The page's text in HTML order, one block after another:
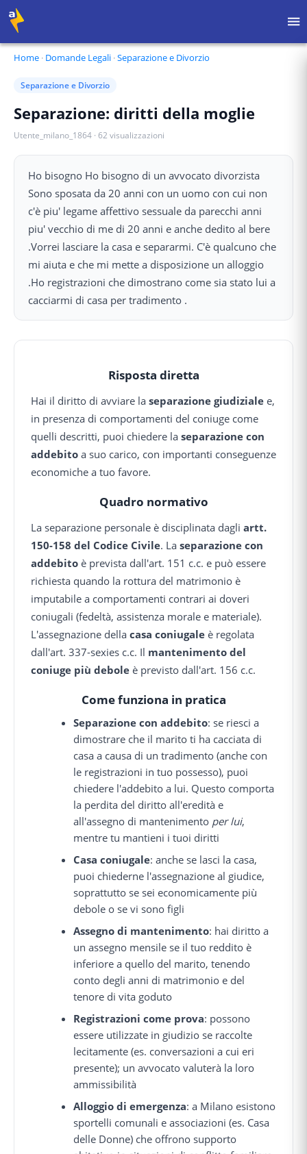
Home · Domande Legali ·Separazione e Divorzio
Separazione e Divorzio
Separazione: diritti della moglie
Utente_milano_1864 · 62 visualizzazioni
Ho bisogno Ho bisogno di un avvocato divorzista
Sono sposata da 20 anni con un uomo con cui non
c'è piu' legame affettivo sessuale da parecchi anni
piu' vecchio di me di 20 anni e anche dedito al bere
.Vorrei lasciare la casa e separarmi. C'è qualcuno che
mi aiuta e che mi mette a disposizione un alloggio
.Ho registrazioni che dimostrano come sia stato lui a
cacciarmi di casa per tradimento .
Risposta diretta
Hai il diritto di avviare la separazione giudiziale e,
in presenza di comportamenti del coniuge come
quelli descritti, puoi chiedere la separazione con
addebito a suo carico, con importanti conseguenze
economiche a tuo favore.
Quadro normativo
La separazione personale è disciplinata dagli artt.
150-158 del Codice Civile. La separazione con
addebito è prevista dall'art. 151 c.c. e può essere
richiesta quando la rottura del matrimonio è
imputabile a comportamenti contrari ai doveri
coniugali (fedeltà, assistenza morale e materiale).
L'assegnazione della casa coniugale è regolata
dall'art. 337-sexies c.c. Il mantenimento del
coniuge più debole è previsto dall'art. 156 c.c.
Come funziona in pratica
Separazione con addebito: se riesci a
dimostrare che il marito ti ha cacciata di
casa a causa di un tradimento (anche con
le registrazioni in tuo possesso), puoi
chiedere l'addebito a lui. Questo comporta
la perdita del diritto all'eredità e
all'assegno di mantenimento per lui,
mentre tu mantieni i tuoi diritti
Casa coniugale: anche se lasci la casa,
puoi chiederne l'assegnazione al giudice,
soprattutto se sei economicamente più
debole o se vi sono figli
Assegno di mantenimento: hai diritto a
un assegno mensile se il tuo reddito è
inferiore a quello del marito, tenendo
conto degli anni di matrimonio e del
tenore di vita goduto
Registrazioni come prova: possono
essere utilizzate in giudizio se raccolte
lecitamente (es. conversazioni a cui eri
presente); un avvocato valuterà la loro
ammissibilità
Alloggio di emergenza: a Milano esistono
sportelli comunali e associazioni (es. Casa
delle Donne) che offrono supporto